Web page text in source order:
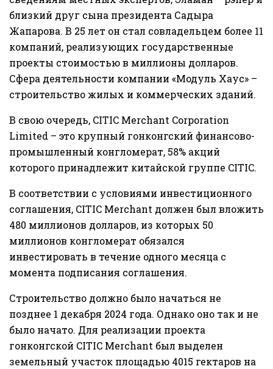
близкий друг сына президента Садыра
Жапарова. В 25 лет он стал совладельцем более 11
компаний, реализующих государственные
проекты стоимостью в миллионы долларов.
Сфера деятельности компании «Модуль Хаус» –
строительство жилых и коммерческих зданий.
В свою очередь, CITIC Merchant Corporation
Limited – это крупный гонконгский финансово-
промышленный конгломерат, 58% акций
которого принадлежит китайской группе CITIC.
В соответствии с условиями инвестиционного
соглашения, CITIC Merchant должен был вложить
480 миллионов долларов, из которых 50
миллионов конгломерат обязался
инвестировать в течение одного месяца с
момента подписания соглашения.
Строительство должно было начаться не
позднее 1 декабря 2024 года. Однако оно так и не
было начато. Для реализации проекта
гонконгской CITIC Merchant был выделен
земельный участок площадью 4015 гектаров на